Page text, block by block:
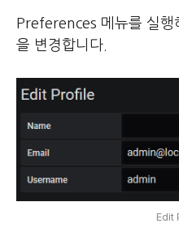
Preferences 메뉴를 실
을 변경합니다.
Edit